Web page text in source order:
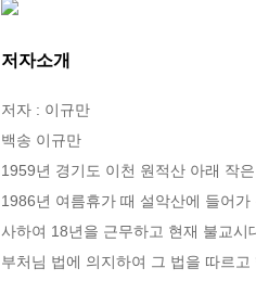
저자소개
저자 : 이규만
백송 이규만
1959년 경기도 이천 원적산 아래 작
1986년 여름휴가 때 설악산에 들어
사하여 18년을 근무하고 현재 불교시
부처님 법에 의지하여 그 법을 따르